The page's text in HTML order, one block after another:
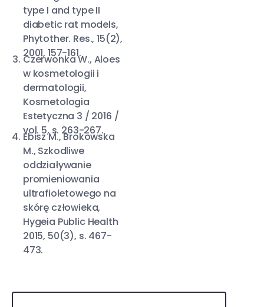
type I and type II
diabetic rat models,
Phytother. Res., 15(2),
2001, 157-161.
Czerwonka W., Aloes
w kosmetologii i
dermatologii,
Kosmetologia
Estetyczna 3 / 2016 /
vol. 5, s. 263-267.
Ebisz M., Brokowska
M., Szkodliwe
oddziaływanie
promieniowania
ultrafioletowego na
skórę człowieka,
Hygeia Public Health
2015, 50(3), s. 467-
473.
Bezpieczne opalanie - jakie są zasady?